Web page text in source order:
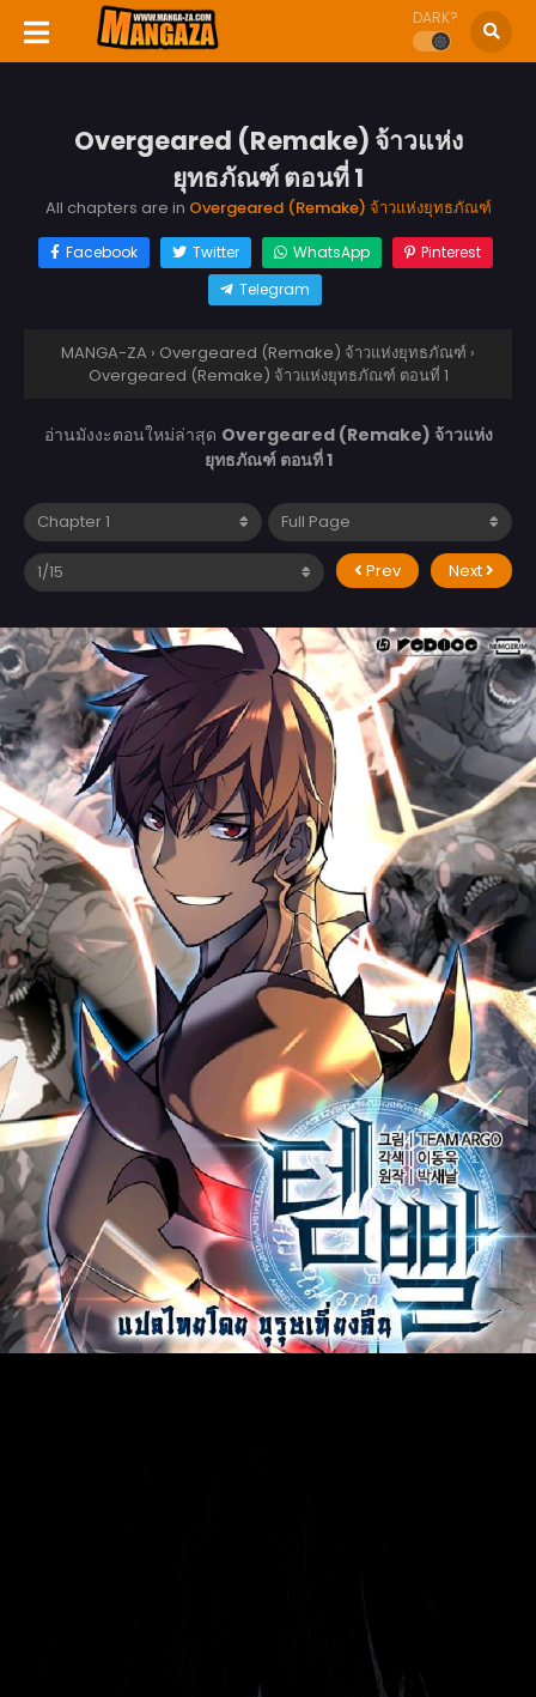
DARK?
Overgeared (Remake) จ้าวแห่ง
ยุทธภัณฑ์ ตอนที่ 1
All chapters are in Overgeared (Remake) จ้าวแห่งยุทธภัณฑ์
Facebook Twitter WhatsApp
Pinterest
Telegram
MANGA-ZA › Overgeared (Remake) จ้าวแห่งยุทธภัณฑ์ ›
Overgeared (Remake) จ้าวแห่งยุทธภัณฑ์ ตอนที่ 1
อ่านมังงะตอนใหม่ล่าสุด Overgeared (Remake) จ้าวแห่ง
ยุทธภัณฑ์ ตอนที่ 1
Prev Next